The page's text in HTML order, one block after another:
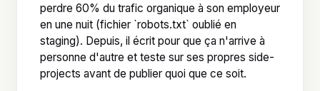
perdre 60% du trafic organique à son employeur
en une nuit (fichier `robots.txt` oublié en
staging). Depuis, il écrit pour que ça n'arrive à
personne d'autre et teste sur ses propres side-
projects avant de publier quoi que ce soit.